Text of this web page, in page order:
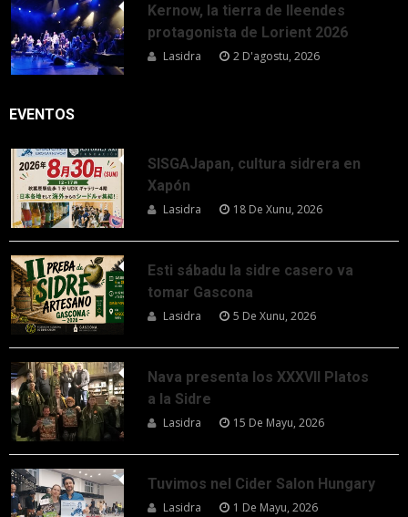
Kernow, la tierra de lleendes
protagonista de Lorient 2026
Lasidra 2 D'agostu, 2026
EVENTOS
SISGAJapan, cultura sidrera en
Xapón
Lasidra 18 De Xunu, 2026
Esti sábadu la sidre casero va
tomar Gascona
Lasidra 5 De Xunu, 2026
Nava presenta los XXXVII Platos
a la Sidre
Lasidra 15 De Mayu, 2026
Tuvimos nel Cider Salon Hungary
Lasidra 1 De Mayu, 2026